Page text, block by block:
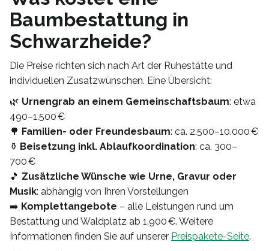
Baumbestattung in
Schwarzheide?
Die Preise richten sich nach Art der Ruhestätte und
individuellen Zusatzwünschen. Eine Übersicht:
🌿 Urnengrab an einem Gemeinschaftsbaum: etwa
490–1.500 €
🌳 Familien- oder Freundesbaum: ca. 2.500–10.000 €
⚱️ Beisetzung inkl. Ablaufkoordination: ca. 300–
700 €
🎵 Zusätzliche Wünsche wie Urne, Gravur oder
Musik: abhängig von Ihren Vorstellungen
➡️ Komplettangebote – alle Leistungen rund um
Bestattung und Waldplatz ab 1.900 €. Weitere
Informationen finden Sie auf unserer Preispakete-Seite.